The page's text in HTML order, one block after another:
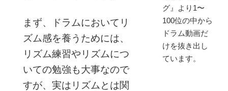
まず、ドラムにおいてリ
ズム感を養うためには、
リズム練習やリズムにつ
いての勉強も大事なので
すが、実はリズムとは関
グ』より1〜
100位の中から
ドラム動画だ
けを抜き出し
ています。